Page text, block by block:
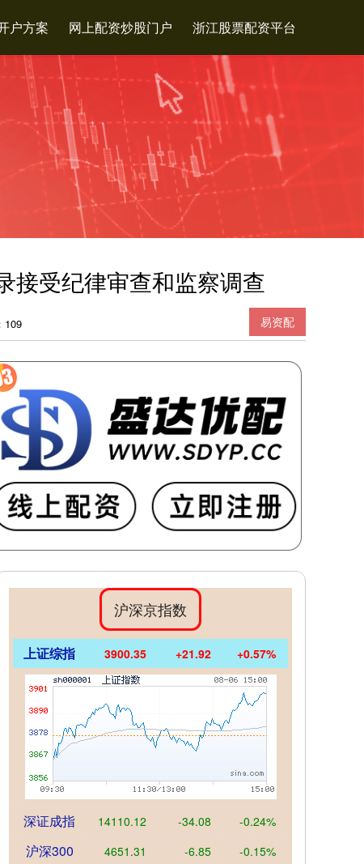
户方案 网上配资炒股门户 浙江股票配资平台
接受纪律审查和监察调查
易资配
109
沪深京指数
上证综指 3900.35 +21.92 +0.57%
深证成指 14110.12 -34.08 -0.24%
沪深300 4651.31 -6.85 -0.15%